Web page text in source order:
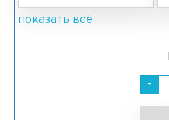
показать всё
-